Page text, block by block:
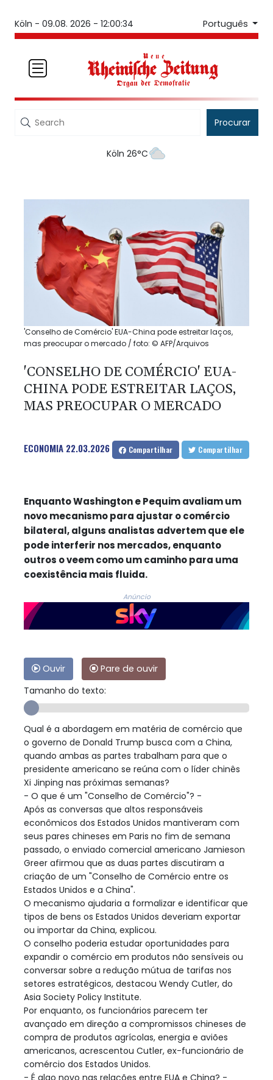
Köln - 09.08. 2026 - 12:00:34 Português
Procurar
Köln 26°C
'Conselho de Comércio' EUA-China pode estreitar laços,
mas preocupar o mercado / foto: © AFP/Arquivos
'CONSELHO DE COMÉRCIO' EUA-
CHINA PODE ESTREITAR LAÇOS,
MAS PREOCUPAR O MERCADO
ECONOMIA 22.03.2026 Compartilhar Compartilhar
Enquanto Washington e Pequim avaliam um
novo mecanismo para ajustar o comércio
bilateral, alguns analistas advertem que ele
pode interferir nos mercados, enquanto
outros o veem como um caminho para uma
coexistência mais fluida.
Anúncio
Ouvir
Pare de ouvir
Tamanho do texto:
Qual é a abordagem em matéria de comércio que
o governo de Donald Trump busca com a China,
quando ambas as partes trabalham para que o
presidente americano se reúna com o líder chinês
Xi Jinping nas próximas semanas?
- O que é um "Conselho de Comércio"? -
Após as conversas que altos responsáveis
econômicos dos Estados Unidos mantiveram com
seus pares chineses em Paris no fim de semana
passado, o enviado comercial americano Jamieson
Greer afirmou que as duas partes discutiram a
criação de um "Conselho de Comércio entre os
Estados Unidos e a China".
O mecanismo ajudaria a formalizar e identificar que
tipos de bens os Estados Unidos deveriam exportar
ou importar da China, explicou.
O conselho poderia estudar oportunidades para
expandir o comércio em produtos não sensíveis ou
conversar sobre a redução mútua de tarifas nos
setores estratégicos, destacou Wendy Cutler, do
Asia Society Policy Institute.
Por enquanto, os funcionários parecem ter
avançado em direção a compromissos chineses de
compra de produtos agrícolas, energia e aviões
americanos, acrescentou Cutler, ex-funcionário de
comércio dos Estados Unidos.